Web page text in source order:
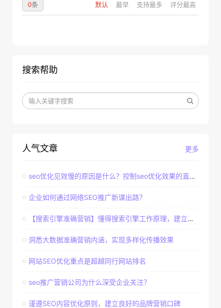
默认 最早 支持最多 评分最高
0条
搜索帮助
更多
人气文章
seo优化见效慢的原因是什么？控制seo优化效果的直接因素
企业如何通过网络SEO推广新谋出路？
【搜索引擎准确营销】懂得搜索引擎工作原理，建立准确客户群体
洞悉大数据准确营销内涵，实现多样化传播效果
网站SEO优化重点是超越同行网站排名
seo推广营销公司为什么深受企业关注？
谨遵SEO内容优化原则，建立良好的品牌营销口碑